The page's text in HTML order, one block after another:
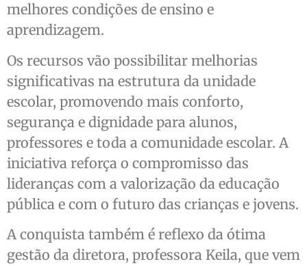
melhores condições de ensino e
aprendizagem.
Os recursos vão possibilitar melhorias
significativas na estrutura da unidade
escolar, promovendo mais conforto,
segurança e dignidade para alunos,
professores e toda a comunidade escolar. A
iniciativa reforça o compromisso das
lideranças com a valorização da educação
pública e com o futuro das crianças e jovens.
A conquista também é reflexo da ótima
gestão da diretora, professora Keila, que vem